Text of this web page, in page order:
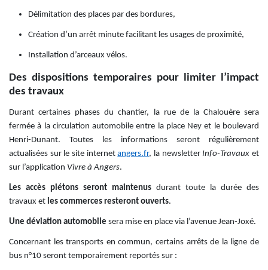
Délimitation des places par des bordures,
Création d’un arrêt minute facilitant les usages de proximité,
Installation d’arceaux vélos.
Des dispositions temporaires pour limiter l’impact
des travaux
Durant certaines phases du chantier, la rue de la Chalouère sera
fermée à la circulation automobile entre la place Ney et le boulevard
Henri-Dunant. Toutes les informations seront régulièrement
actualisées sur le site internetangers.fr, la newsletter Info-Travaux et
sur l’application Vivre à Angers.
Les accès piétons seront maintenus durant toute la durée des
travaux et les commerces resteront ouverts.
Une déviation automobile sera mise en place via l’avenue Jean-Joxé.
Concernant les transports en commun, certains arrêts de la ligne de
bus n°10 seront temporairement reportés sur :